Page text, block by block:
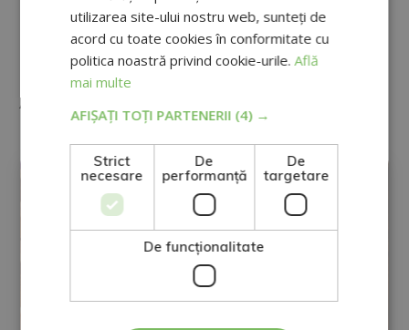
confidențialitate.
Doriți să primiți informații comerciale (prin telefon și/sau e-mail):
Alternative:
Alte certificări
EDUCAȚIE
utilizarea site-ului nostru web, sunteți de
acord cu toate cookies în conformitate cu
politica noastră privind cookie-urile.Află
mai multe
AFIȘAȚI TOȚI PARTENERII (4) →
Strict
necesare
De
performanță
De
targetare
De funcţionalitate